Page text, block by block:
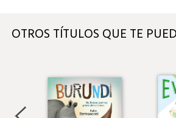
OTROS TÍTULOS QUE TE